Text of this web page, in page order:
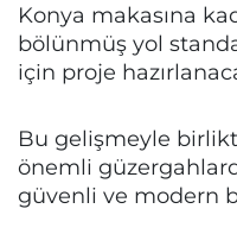
Konya makasına
bölünmüş yol
için proje
Bu gelişmeyle
önemli
güvenli ve modern